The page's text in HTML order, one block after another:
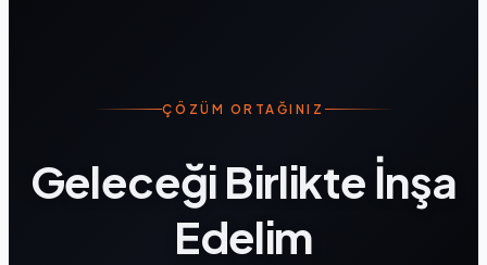
ÇÖZÜM ORTAĞINIZ
Geleceği Birlikte İnşa
Edelim